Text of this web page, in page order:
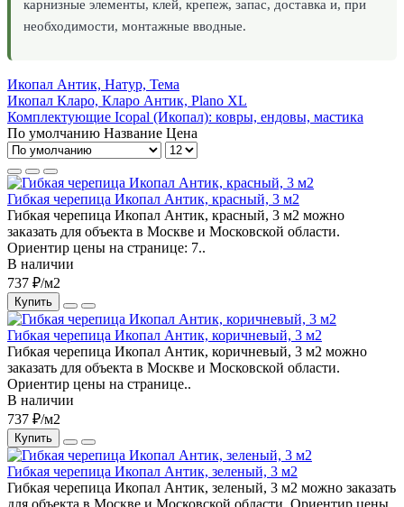
карнизные элементы, клей, крепеж, запас, доставка и, при
необходимости, монтажные вводные.
Икопал Антик, Натур, Тема
Икопал Кларо, Кларо Антик, Plano XL
Комплектующие Icopal (Икопал): ковры, ендовы, мастика
По умолчанию Название Цена
Гибкая черепица Икопал Антик, красный, 3 м2
Гибкая черепица Икопал Антик, красный, 3 м2 можно
заказать для объекта в Москве и Московской области.
Ориентир цены на странице: 7..
В наличии
737 ₽/м2
Купить
Гибкая черепица Икопал Антик, коричневый, 3 м2
Гибкая черепица Икопал Антик, коричневый, 3 м2 можно
заказать для объекта в Москве и Московской области.
Ориентир цены на странице..
В наличии
737 ₽/м2
Купить
Гибкая черепица Икопал Антик, зеленый, 3 м2
Гибкая черепица Икопал Антик, зеленый, 3 м2 можно заказать
для объекта в Москве и Московской области. Ориентир цены